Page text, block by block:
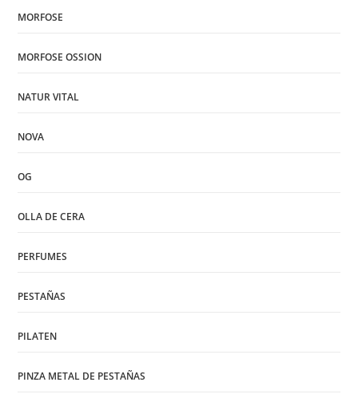
MORFOSE
MORFOSE OSSION
NATUR VITAL
NOVA
OG
OLLA DE CERA
PERFUMES
PESTAÑAS
PILATEN
PINZA METAL DE PESTAÑAS